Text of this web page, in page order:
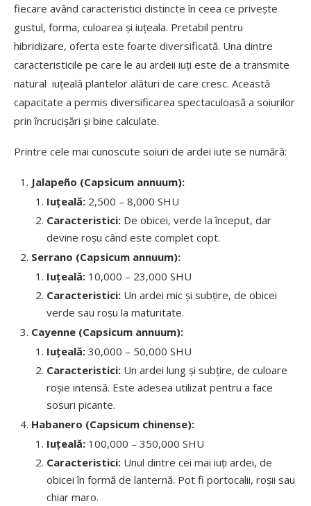
fiecare având caracteristici distincte în ceea ce privește
gustul, forma, culoarea și iuțeala. Pretabil pentru
hibridizare, oferta este foarte diversificată. Una dintre
caracteristicile pe care le au ardeii iuți este de a transmite
natural iuțeală plantelor alături de care cresc. Această
capacitate a permis diversificarea spectaculoasă a soiurilor
prin încrucișări și bine calculate.
Printre cele mai cunoscute soiuri de ardei iute se numără:
Jalapeño (Capsicum annuum):
Iuțeală: 2,500 – 8,000 SHU
Caracteristici: De obicei, verde la început, dar
devine roșu când este complet copt.
Serrano (Capsicum annuum):
Iuțeală: 10,000 – 23,000 SHU
Caracteristici: Un ardei mic și subțire, de obicei
verde sau roșu la maturitate.
Cayenne (Capsicum annuum):
Iuțeală: 30,000 – 50,000 SHU
Caracteristici: Un ardei lung și subțire, de culoare
roșie intensă. Este adesea utilizat pentru a face
sosuri picante.
Habanero (Capsicum chinense):
Iuțeală: 100,000 – 350,000 SHU
Caracteristici: Unul dintre cei mai iuți ardei, de
obicei în formă de lanternă. Pot fi portocalii, roșii sau
chiar maro.